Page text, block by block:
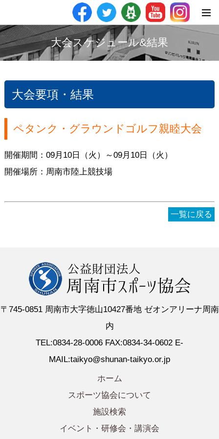
大会スケジュール&結果
大会要項・結果
ペタンク・グラウンドゴルフ親睦大会
開催期間：09月10日（火）～09月10日（火）
開催場所：周南市陸上競技場
一覧に戻る
〒745-0851 周南市大字徳山10427番地 ゼオンアリーナ周南
内
TEL:0834-28-0006 FAX:0834-34-0602 E-
MAIL:taikyo@shunan-taikyo.or.jp
ホーム
スポーツ協会について
施設検索
イベント・研修会・講演会